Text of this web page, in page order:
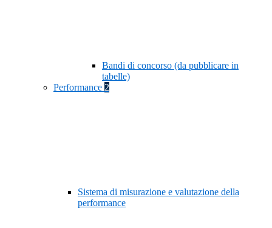
Bandi di concorso (da pubblicare in
tabelle)
Performance 2
Sistema di misurazione e valutazione della
performance